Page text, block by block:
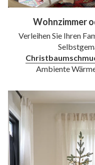
Wohnzimmer
Verleihen Sie Ihren
Ambiente